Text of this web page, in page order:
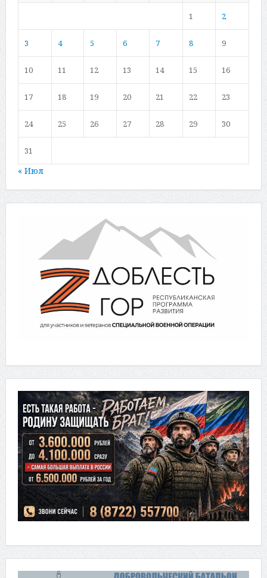
1 2
3 4 5 6 7 8 9
10 11 12 13 14 15 16
17 18 19 20 21 22 23
24 25 26 27 28 29 30
31
« Июл